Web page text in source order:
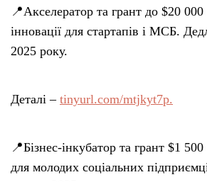
📍Акселератор та грант до $20 000
інновації для стартапів і МСБ.
2025 року.
Деталі – tinyurl.com/mtjkyt7p.
📍Бізнес-інкубатор та грант $1 500
для молодих соціальних